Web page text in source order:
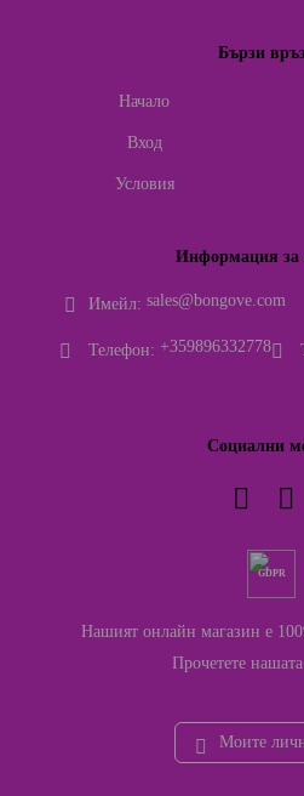
Бързи
Начало
Вход
Условия
Информация за
Имейл: sales@bongove.com
Телефон: +359896332778
Социални
GDPR
Нашият онлайн магазин е
Прочетете
Моите